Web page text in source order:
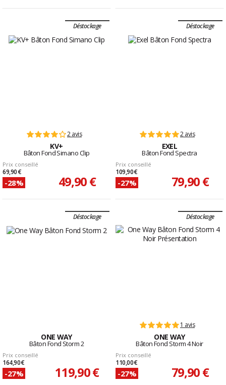
Déstockage
2 avis
KV+
Bâton Fond Simano Clip
Prix conseillé
69,90 €
-28% 49,90 €
Déstockage
2 avis
EXEL
Bâton Fond Spectra
Prix conseillé
109,90 €
-27% 79,90 €
Déstockage
ONE WAY
Bâton Fond Storm 2
Prix conseillé
164,90 €
-27% 119,90 €
Déstockage
1 avis
ONE WAY
Bâton Fond Storm 4 Noir
Prix conseillé
110,00 €
-27% 79,90 €